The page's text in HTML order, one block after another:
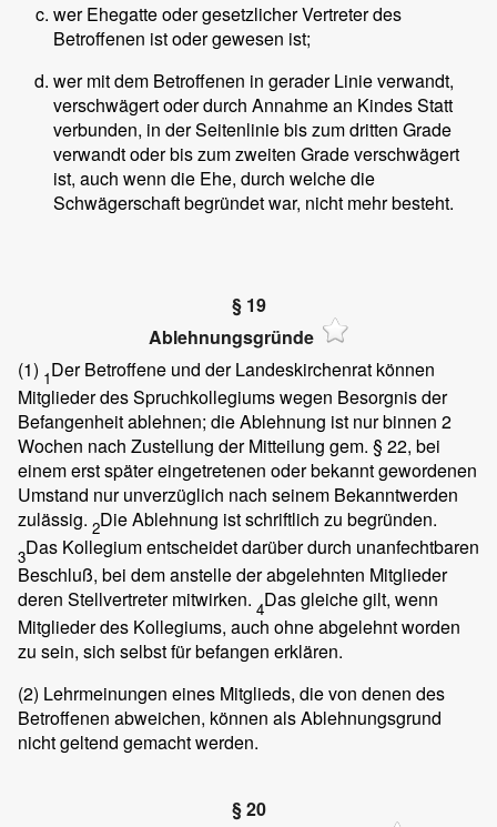
wer Ehegatte oder gesetzlicher Vertreter des
Betroffenen ist oder gewesen ist;
wer mit dem Betroffenen in gerader Linie verwandt,
verschwägert oder durch Annahme an Kindes Statt
verbunden, in der Seitenlinie bis zum dritten Grade
verwandt oder bis zum zweiten Grade verschwägert
ist, auch wenn die Ehe, durch welche die
Schwägerschaft begründet war, nicht mehr besteht.
§ 19
Ablehnungsgründe
(1) 1Der Betroffene und der Landeskirchenrat können
Mitglieder des Spruchkollegiums wegen Besorgnis der
Befangenheit ablehnen; die Ablehnung ist nur binnen 2
Wochen nach Zustellung der Mitteilung gem. § 22, bei
einem erst später eingetretenen oder bekannt gewordenen
Umstand nur unverzüglich nach seinem Bekanntwerden
zulässig. 2Die Ablehnung ist schriftlich zu begründen.
3Das Kollegium entscheidet darüber durch unanfechtbaren
Beschluß, bei dem anstelle der abgelehnten Mitglieder
deren Stellvertreter mitwirken. 4Das gleiche gilt, wenn
Mitglieder des Kollegiums, auch ohne abgelehnt worden
zu sein, sich selbst für befangen erklären.
(2) Lehrmeinungen eines Mitglieds, die von denen des
Betroffenen abweichen, können als Ablehnungsgrund
nicht geltend gemacht werden.
§ 20